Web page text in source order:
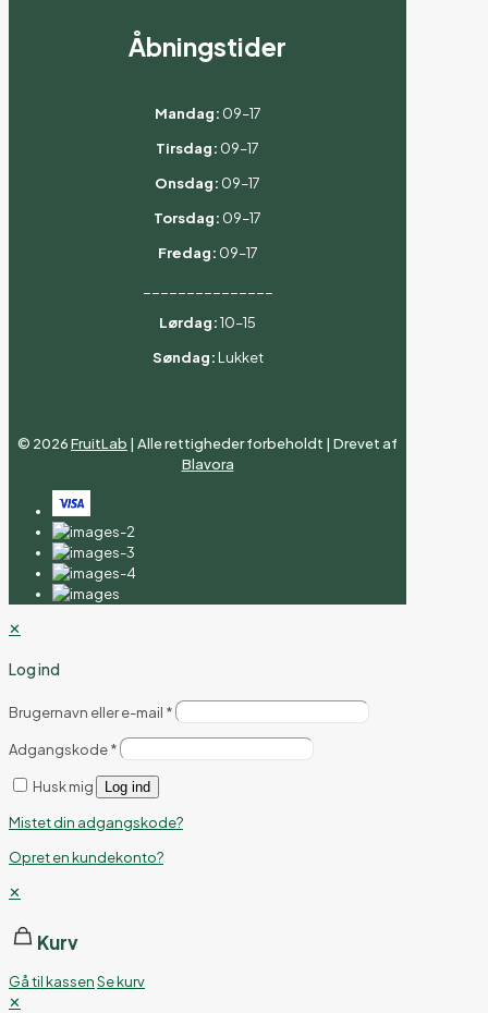
Åbningstider
Mandag: 09–17
Tirsdag: 09–17
Onsdag: 09–17
Torsdag: 09–17
Fredag: 09–17
Lørdag:10–15
Søndag: Lukket
© 2026FruitLab | Alle rettigheder forbeholdt | Drevet af
Blavora
✕
Log ind
Brugernavn eller e-mail *
Adgangskode*
Husk mig Log ind
Mistet din adgangskode?
Opret en kundekonto?
✕
Kurv
Gå til kassenSe kurv
✕